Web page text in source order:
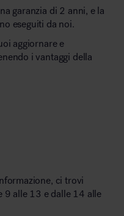
garanzia di 2 anni, e la
eseguiti da noi.
aggiornare e
i vantaggi della
ci trovi
9 alle 13 e dalle 14 alle